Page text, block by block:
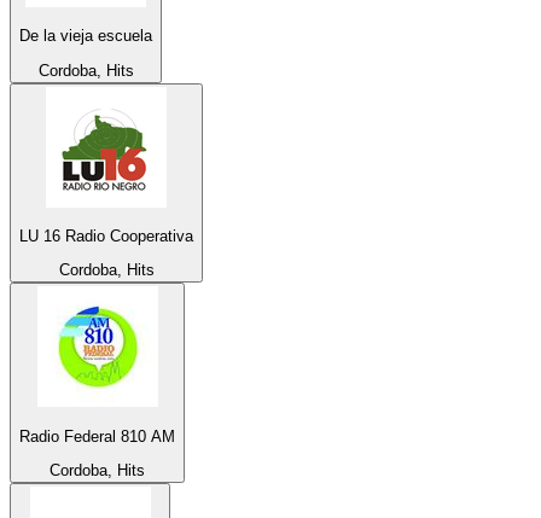
De la vieja escuela
Cordoba, Hits
LU 16 Radio Cooperativa
Cordoba, Hits
Radio Federal 810 AM
Cordoba, Hits